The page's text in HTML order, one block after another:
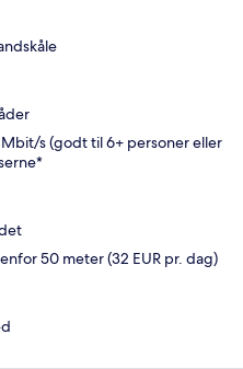
s (godt til 6+ personer eller
50 meter (32 EUR pr. dag)